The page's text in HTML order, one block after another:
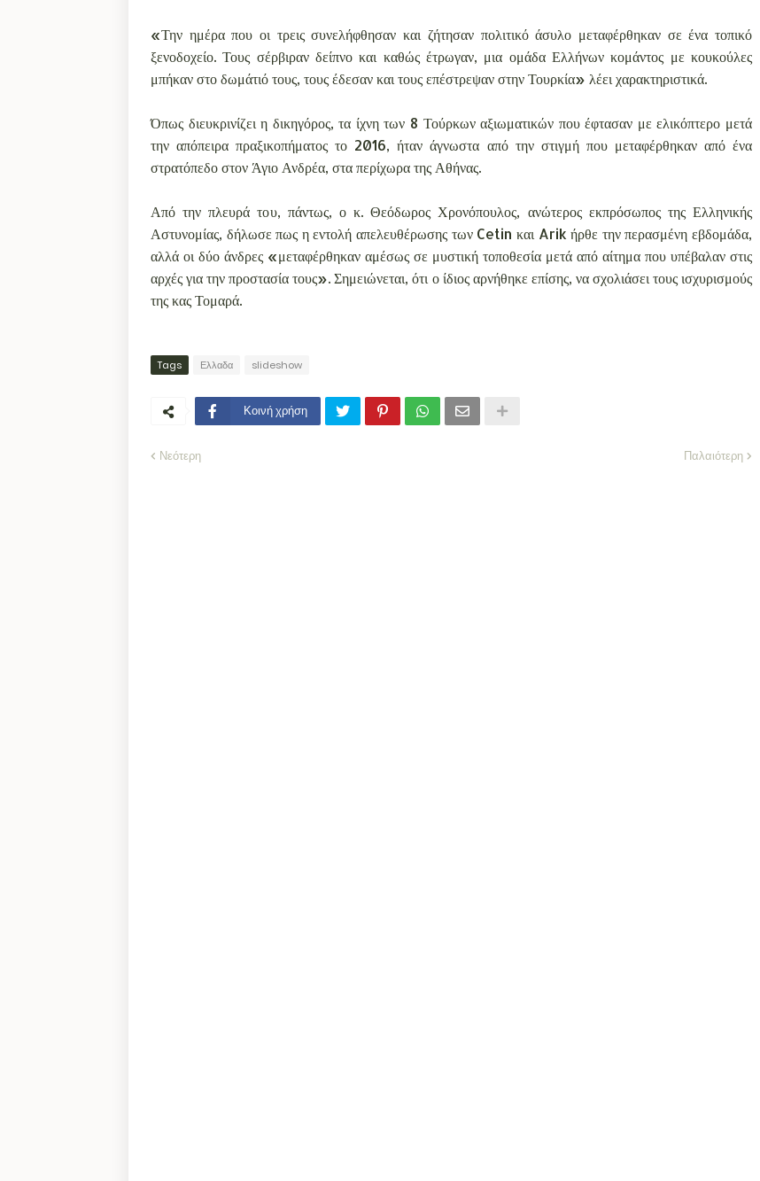
«Την ημέρα που οι τρεις συνελήφθησαν και ζήτησαν πολιτικό άσυλο μεταφέρθηκαν σε ένα τοπικό
ξενοδοχείο. Τους σέρβιραν δείπνο και καθώς έτρωγαν, μια ομάδα Ελλήνων κομάντος με κουκούλες
μπήκαν στο δωμάτιό τους, τους έδεσαν και τους επέστρεψαν στην Τουρκία» λέει χαρακτηριστικά.
Όπως διευκρινίζει η δικηγόρος, τα ίχνη των 8 Τούρκων αξιωματικών που έφτασαν με ελικόπτερο μετά
την απόπειρα πραξικοπήματος το 2016, ήταν άγνωστα από την στιγμή που μεταφέρθηκαν από ένα
στρατόπεδο στον Άγιο Ανδρέα, στα περίχωρα της Αθήνας.
Από την πλευρά του, πάντως, ο κ. Θεόδωρος Χρονόπουλος, ανώτερος εκπρόσωπος της Ελληνικής
Αστυνομίας, δήλωσε πως η εντολή απελευθέρωσης των Cetin και Arik ήρθε την περασμένη εβδομάδα,
αλλά οι δύο άνδρες «μεταφέρθηκαν αμέσως σε μυστική τοποθεσία μετά από αίτημα που υπέβαλαν στις
αρχές για την προστασία τους». Σημειώνεται, ότι ο ίδιος αρνήθηκε επίσης, να σχολιάσει τους ισχυρισμούς
της κας Τομαρά.
Tags Ελλαδα slideshow
Κοινή χρήση
Νεότερη Παλαιότερη